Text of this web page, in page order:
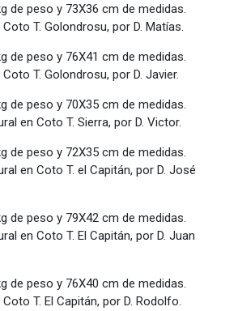
de peso y 73X36 cm de medidas.
T. Golondrosu, por D. Matías.
de peso y 76X41 cm de medidas.
T. Golondrosu, por D. Javier.
de peso y 70X35 cm de medidas.
en Coto T. Sierra, por D. Victor.
de peso y 72X35 cm de medidas.
en Coto T. el Capitán, por D. José
de peso y 79X42 cm de medidas.
en Coto T. El Capitán, por D. Juan
de peso y 76X40 cm de medidas.
T. El Capitán, por D. Rodolfo.